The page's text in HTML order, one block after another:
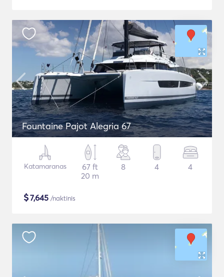
Fountaine Pajot Alegria 67
Katamaranas
67 ft
20 m
8 4 4
$7,645 /naktinis